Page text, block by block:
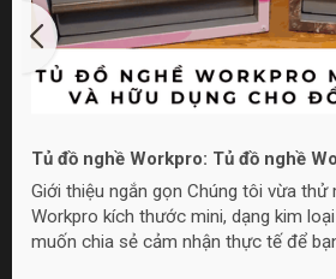
Tủ đồ nghề Workpro: Tủ đồ nghề
và hữu dụng cho đồ nghề nhỏ
Giới thiệu ngắn gọn Chúng tôi vừa
Workpro kích thước mini, dạng kim
muốn chia sẻ cảm nhận thực tế để